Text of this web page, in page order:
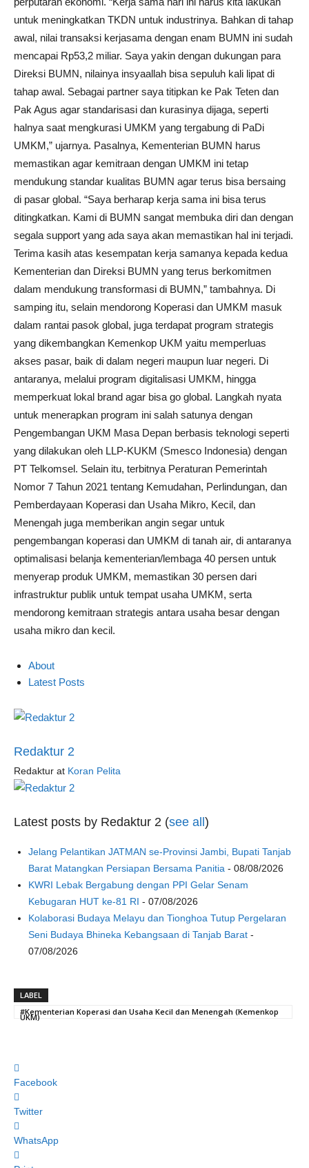
untuk meningkatkan TKDN untuk industrinya. Bahkan di tahap
awal, nilai transaksi kerjasama dengan enam BUMN ini sudah
mencapai Rp53,2 miliar. Saya yakin dengan dukungan para
Direksi BUMN, nilainya insyaallah bisa sepuluh kali lipat di
tahap awal. Sebagai partner saya titipkan ke Pak Teten dan
Pak Agus agar standarisasi dan kurasinya dijaga, seperti
halnya saat mengkurasi UMKM yang tergabung di PaDi
UMKM,” ujarnya. Pasalnya, Kementerian BUMN harus
memastikan agar kemitraan dengan UMKM ini tetap
mendukung standar kualitas BUMN agar terus bisa bersaing
di pasar global. “Saya berharap kerja sama ini bisa terus
ditingkatkan. Kami di BUMN sangat membuka diri dan dengan
segala support yang ada saya akan memastikan hal ini terjadi.
Terima kasih atas kesempatan kerja samanya kepada kedua
Kementerian dan Direksi BUMN yang terus berkomitmen
dalam mendukung transformasi di BUMN,” tambahnya. Di
samping itu, selain mendorong Koperasi dan UMKM masuk
dalam rantai pasok global, juga terdapat program strategis
yang dikembangkan Kemenkop UKM yaitu memperluas
akses pasar, baik di dalam negeri maupun luar negeri. Di
antaranya, melalui program digitalisasi UMKM, hingga
memperkuat lokal brand agar bisa go global. Langkah nyata
untuk menerapkan program ini salah satunya dengan
Pengembangan UKM Masa Depan berbasis teknologi seperti
yang dilakukan oleh LLP-KUKM (Smesco Indonesia) dengan
PT Telkomsel. Selain itu, terbitnya Peraturan Pemerintah
Nomor 7 Tahun 2021 tentang Kemudahan, Perlindungan, dan
Pemberdayaan Koperasi dan Usaha Mikro, Kecil, dan
Menengah juga memberikan angin segar untuk
pengembangan koperasi dan UMKM di tanah air, di antaranya
optimalisasi belanja kementerian/lembaga 40 persen untuk
menyerap produk UMKM, memastikan 30 persen dari
infrastruktur publik untuk tempat usaha UMKM, serta
mendorong kemitraan strategis antara usaha besar dengan
usaha mikro dan kecil.
About
Latest Posts
Redaktur 2
Redaktur at Koran Pelita
Latest posts by Redaktur 2 (see all)
Jelang Pelantikan JATMAN se-Provinsi Jambi, Bupati Tanjab
Barat Matangkan Persiapan Bersama Panitia - 08/08/2026
KWRI Lebak Bergabung dengan PPI Gelar Senam
Kebugaran HUT ke-81 RI - 07/08/2026
Kolaborasi Budaya Melayu dan Tionghoa Tutup Pergelaran
Seni Budaya Bhineka Kebangsaan di Tanjab Barat -
07/08/2026
LABEL
#Kementerian Koperasi dan Usaha Kecil dan Menengah (Kemenkop
UKM)
Facebook
Twitter
WhatsApp